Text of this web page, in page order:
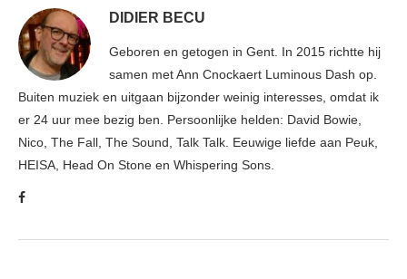
DIDIER BECU
Geboren en getogen in Gent. In 2015 richtte hij
samen met Ann Cnockaert Luminous Dash op.
Buiten muziek en uitgaan bijzonder weinig interesses, omdat ik
er 24 uur mee bezig ben. Persoonlijke helden: David Bowie,
Nico, The Fall, The Sound, Talk Talk. Eeuwige liefde aan Peuk,
HEISA, Head On Stone en Whispering Sons.